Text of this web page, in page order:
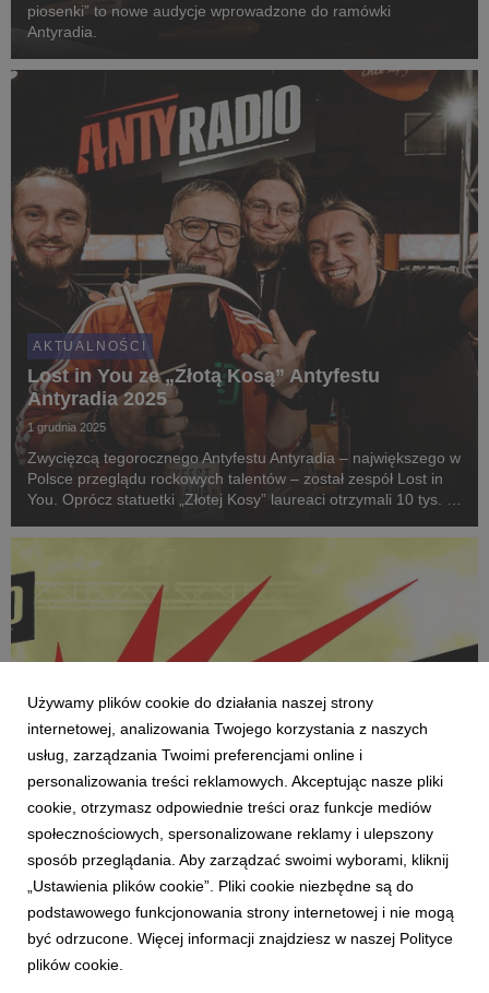
piosenki” to nowe audycje wprowadzone do ramówki
Antyradia.
AKTUALNOŚCI
Lost in You ze „Złotą Kosą” Antyfestu
Antyradia 2025
1 grudnia 2025
Zwycięzcą tegorocznego Antyfestu Antyradia – największego w
Polsce przeglądu rockowych talentów – został zespół Lost in
You. Oprócz statuetki „Złotej Kosy” laureaci otrzymali 10 tys. zł
także wystąpią na Pol’and’Roc...
AKTUALNOŚCI
Rusza Antyfest Antyradia 2025
3 listopada 2025
Wystartowała tegoroczna edycja Antyfestu Antyradia –
największego w Polsce przeglądu rockowych talentów. To
wyjątkowa okazja dla artystów grających muzykę gitarową,
Używamy plików cookie do działania naszej strony
internetowej, analizowania Twojego korzystania z naszych
usług, zarządzania Twoimi preferencjami online i
personalizowania treści reklamowych. Akceptując nasze pliki
cookie, otrzymasz odpowiednie treści oraz funkcje mediów
społecznościowych, spersonalizowane reklamy i ulepszony
sposób przeglądania. Aby zarządzać swoimi wyborami, kliknij
„Ustawienia plików cookie”. Pliki cookie niezbędne są do
podstawowego funkcjonowania strony internetowej i nie mogą
być odrzucone. Więcej informacji znajdziesz w naszej Polityce
plików cookie.